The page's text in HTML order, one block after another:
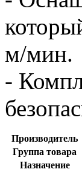
м/мин.
-
Производитель
Группа товара
Назначение